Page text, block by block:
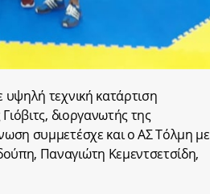
υψηλή τεχνική κατάρτιση
διοργανωτής της
συμμετέσχε και ο ΑΣ Τόλμη με
Παναγιώτη Κεμεντσετσίδη,